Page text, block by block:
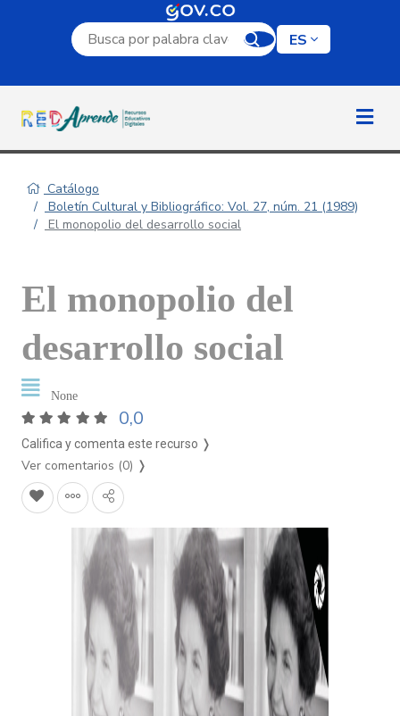
Campo de búsqueda por palabra clave
ES
Catálogo
Boletín Cultural y Bibliográfico: Vol. 27, núm. 21 (1989)
El monopolio del desarrollo social
El monopolio del
desarrollo social
None
0,0
Califica y comenta este recurso ❭
Ver comentarios (0) ❭